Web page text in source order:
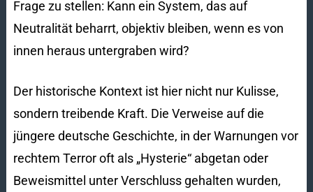
Frage zu stellen: Kann ein System, das auf
Neutralität beharrt, objektiv bleiben, wenn es von
innen heraus untergraben wird?
Der historische Kontext ist hier nicht nur Kulisse,
sondern treibende Kraft. Die Verweise auf die
jüngere deutsche Geschichte, in der Warnungen vor
rechtem Terror oft als „Hysterie“ abgetan oder
Beweismittel unter Verschluss gehalten wurden,